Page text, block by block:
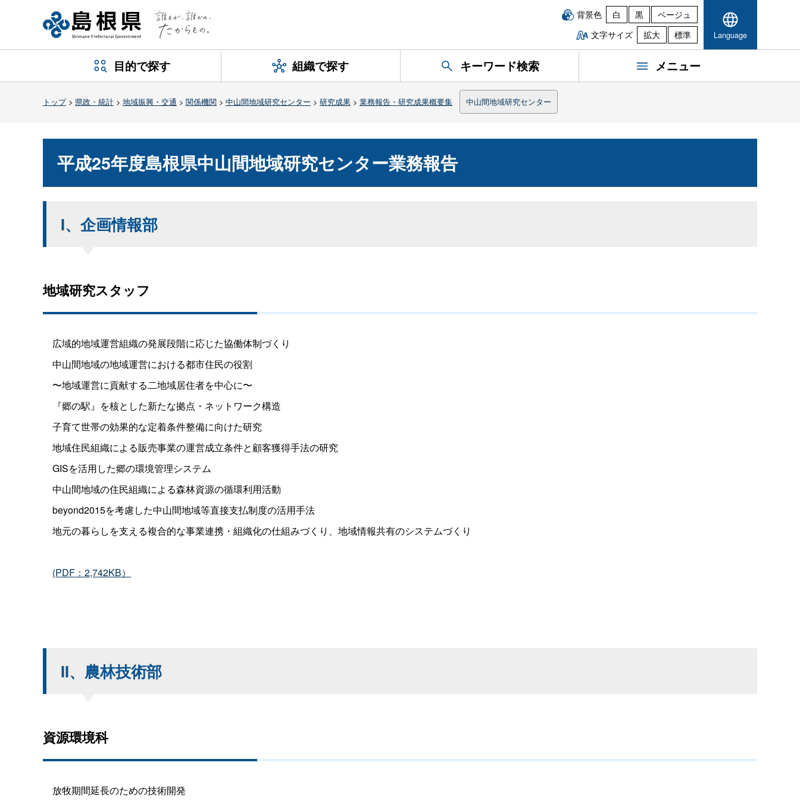
背景色 白 黒
ベージュ
文字サイズ
拡大 標準 Language
目的で探す 組織で探す キーワード検索 メニュー
トップ> 県政・統計 > 地域振興・交通 > 関係機関 > 中山間地域研究センター > 研究成果 > 業務報告・研究成果概要集 中山間地域研究センター
平成25年度島根県中山間地域研究センター業務報告
I、企画情報部
地域研究スタッフ
広域的地域運営組織の発展段階に応じた協働体制づくり
中山間地域の地域運営における都市住民の役割
〜地域運営に貢献する二地域居住者を中心に〜
『郷の駅』を核とした新たな拠点・ネットワーク構造
子育て世帯の効果的な定着条件整備に向けた研究
地域住民組織による販売事業の運営成立条件と顧客獲得手法の研究
GISを活用した郷の環境管理システム
中山間地域の住民組織による森林資源の循環利用活動
beyond2015を考慮した中山間地域等直接支払制度の活用手法
地元の暮らしを支える複合的な事業連携・組織化の仕組みづくり、地域情報共有のシステムづくり
(PDF：2,742KB）
II、農林技術部
資源環境科
放牧期間延長のための技術開発